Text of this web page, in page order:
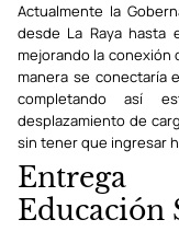
Actualmente la
desde La Raya hasta
mejorando la conexión
manera se conectaría
completando así
desplazamiento de
sin tener que ingresar
Educación